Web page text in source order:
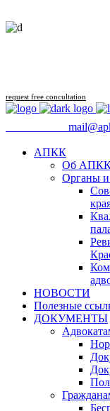
request free concultation
АПКК
Об
Органы и
НОВОСТИ
Полезные
ДОКУМЕНТЫ